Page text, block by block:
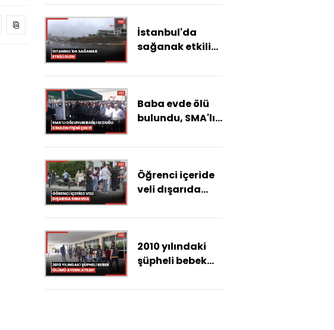
gözaltı
İstanbul'da
sağanak etkili
Baba evde ölü
bulundu, SMA'lı
olduğu cihazın
olduğu
belirlendi
Öğrenci içeride
veli dışarıda
2010 yılındaki
şüpheli bebek
aydınlatıldı!